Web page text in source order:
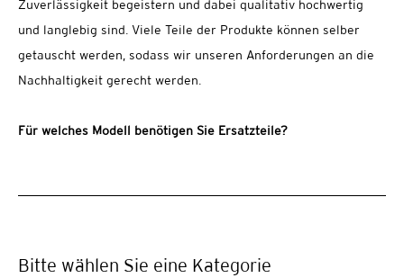
Zuverlässigkeit begeistern und dabei qualitativ hochwertig
und langlebig sind. Viele Teile der Produkte können selber
getauscht werden, sodass wir unseren Anforderungen an die
Nachhaltigkeit gerecht werden.
Für welches Modell benötigen Sie Ersatzteile?
Bitte wählen Sie eine Kategorie